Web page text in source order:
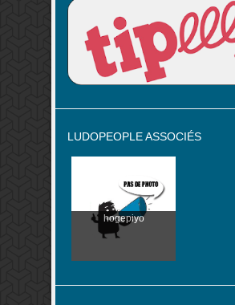
LUDOPEOPLE ASSOCIÉS
hogepiyo